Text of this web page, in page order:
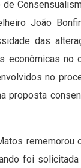
João
das
econômicas no
no
proposta
rememorou
foi solicitada